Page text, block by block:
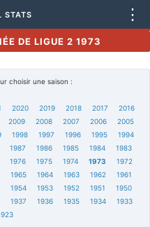
STATS ⋮
DE LIGUE 2 1973
choisir une saison :
2020 2019 2018 2017
2016
2009 2008 2007 2006
2005
1998 1997 1996 1995
1994
1987 1986 1985 1984
1983
1976 1975 1974 1973
1972
1965 1964 1963 1962
1961
1954 1953 1952 1951
1950
1937 1936 1935 1934
1933